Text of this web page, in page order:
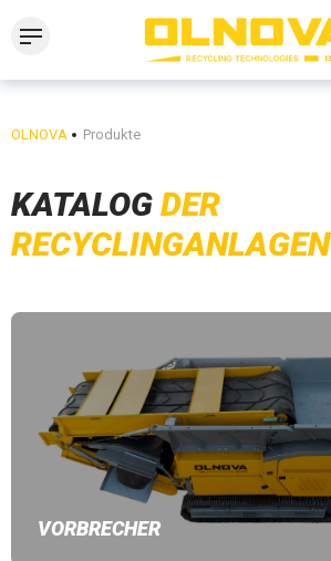
OLNOVA Produkte
KATALOG DER
RECYCLINGANLAGEN
VORBRECHER